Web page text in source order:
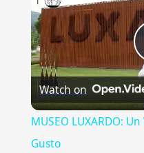
Watch on
MUSEO LUXARDO:
Gusto